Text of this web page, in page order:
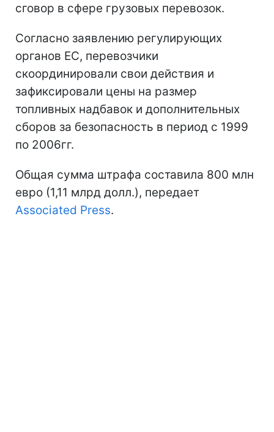
сговор в сфере грузовых перевозок.
Согласно заявлению регулирующих
органов ЕС, перевозчики
скоординировали свои действия и
зафиксировали цены на размер
топливных надбавок и дополнительных
сборов за безопасность в период с 1999
по 2006гг.
Общая сумма штрафа составила 800 млн
евро (1,11 млрд долл.), передает
Associated Press.